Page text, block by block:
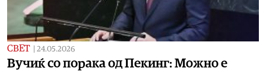
СВЕТ 24.05.2026
Вучиќ со порака од Пекинг: Можно е